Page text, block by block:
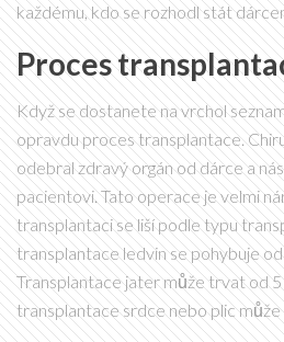
každému, kdo se rozhodl stát
Proces
Když se dostanete na vrchol
opravdu proces transplantace.
odebral zdravý orgán od dárce a
pacientovi. Tato operace je velmi
transplantaci se liší podle typu
transplantace ledvin se pohybuje
Transplantace jater může trvat od 5
transplantace srdce nebo plic